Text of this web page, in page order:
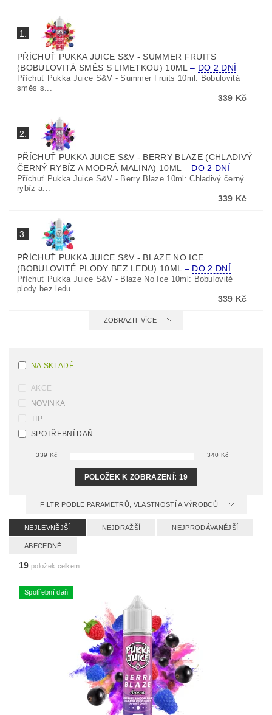
1.
PŘÍCHUŤ PUKKA JUICE S&V - SUMMER FRUITS
(BOBULOVITÁ SMĚS S LIMETKOU) 10ML– DO 2 DNÍ
Příchuť Pukka Juice S&V - Summer Fruits 10ml: Bobulovitá
směs s...
339 Kč
2.
PŘÍCHUŤ PUKKA JUICE S&V - BERRY BLAZE (CHLADIVÝ
ČERNÝ RYBÍZ A MODRÁ MALINA) 10ML – DO 2 DNÍ
Příchuť Pukka Juice S&V - Berry Blaze 10ml: Chladivý černý
rybíz a...
339 Kč
3.
PŘÍCHUŤ PUKKA JUICE S&V - BLAZE NO ICE
(BOBULOVITÉ PLODY BEZ LEDU) 10ML – DO 2 DNÍ
Příchuť Pukka Juice S&V - Blaze No Ice 10ml: Bobulovité
plody bez ledu
339 Kč
ZOBRAZIT VÍCE
NA SKLADĚ
AKCE
NOVINKA
TIP
SPOTŘEBNÍ DAŇ
339 Kč 340 Kč
POLOŽEK K ZOBRAZENÍ: 19
FILTR PODLE PARAMETRŮ, VLASTNOSTÍ A VÝROBCŮ
NEJLEVNĚJŠÍ NEJDRAŽŠÍ NEJPRODÁVANĚJŠÍ
ABECEDNĚ
19 položek celkem
Spotřební daň